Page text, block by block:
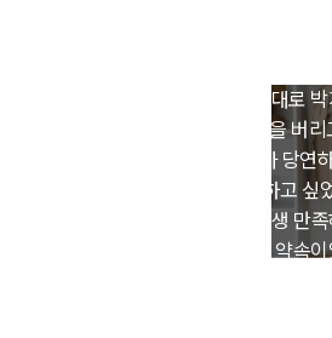
전셋집 벽에 못 하나 마음대로 박
비싼 돈 들여 맞춘 붙박이장을 버리
디알코디는 모두가 당연
이 문제를 해결하고 싶
'한 번의 구매로 평생 만족
그것이 우리의 첫 약속이